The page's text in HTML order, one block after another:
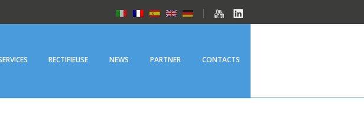
RECTIFIEUSE NEWS PARTNER CONTACTS